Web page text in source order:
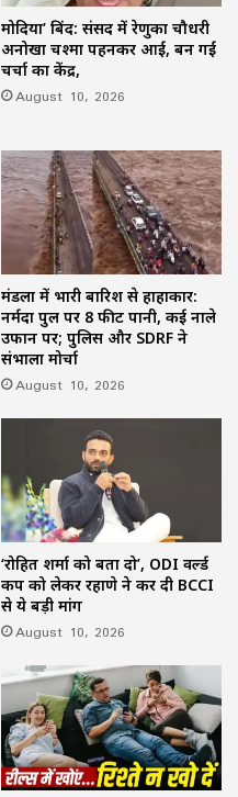
मोदिया’ बिंद: संसद में रेणुका चौधरी
अनोखा चश्मा पहनकर आईं, बन गईं
चर्चा का केंद्र,
August 10, 2026
मंडला में भारी बारिश से हाहाकार:
नर्मदा पुल पर 8 फीट पानी, कई नाले
उफान पर; पुलिस और SDRF ने
संभाला मोर्चा
August 10, 2026
‘रोहित शर्मा को बता दो’, ODI वर्ल्ड
कप को लेकर रहाणे ने कर दी BCCI
से ये बड़ी मांग
August 10, 2026